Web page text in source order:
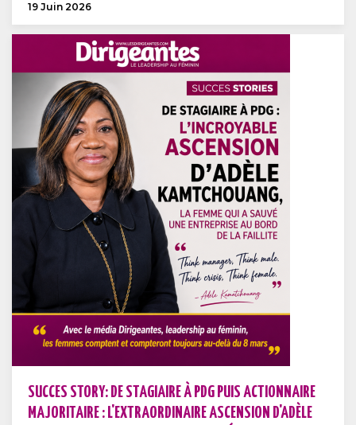
19 Juin 2026
SUCCES STORY: DE STAGIAIRE À PDG PUIS ACTIONNAIRE
MAJORITAIRE : L'EXTRAORDINAIRE ASCENSION D'ADÈLE